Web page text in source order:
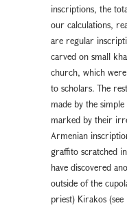
inscriptions, the
our calculations,
are regular
carved on small
church, which
to scholars. The
made by the
marked by their
Armenian
graffito scratched
have discovered
outside of the
priest) Kirakos (see